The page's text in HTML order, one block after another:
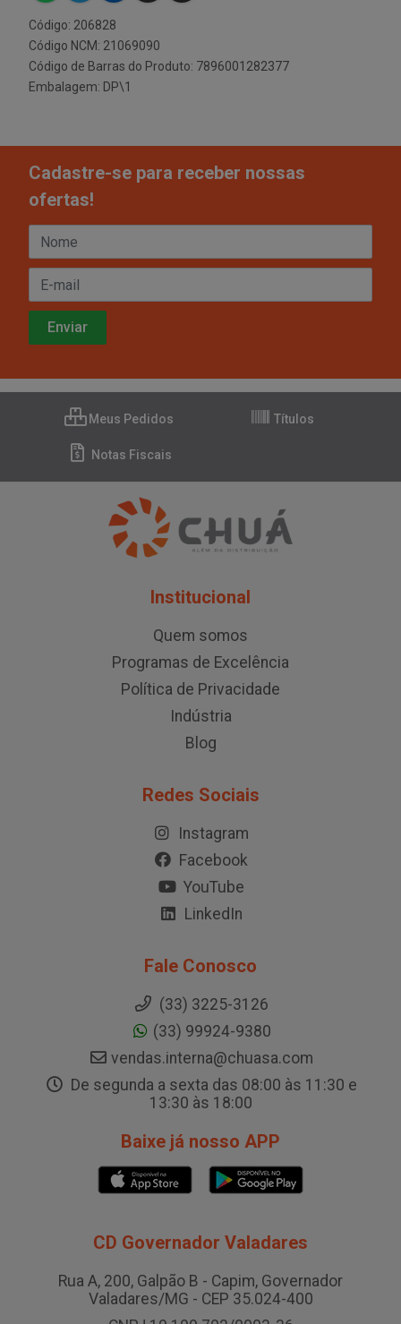
Código: 206828
Código NCM: 21069090
Código de Barras do Produto: 7896001282377
Embalagem: DP\1
Cadastre-se para receber nossas
ofertas!
Meus Pedidos Títulos
Notas Fiscais
Institucional
Quem somos
Programas de Excelência
Política de Privacidade
Indústria
Blog
Redes Sociais
Instagram
Facebook
YouTube
LinkedIn
Fale Conosco
(33) 3225-3126
(33) 99924-9380
vendas.interna@chuasa.com
De segunda a sexta das 08:00 às 11:30 e
13:30 às 18:00
Baixe já nosso APP
CD Governador Valadares
Rua A, 200, Galpão B - Capim, Governador
Valadares/MG - CEP 35.024-400